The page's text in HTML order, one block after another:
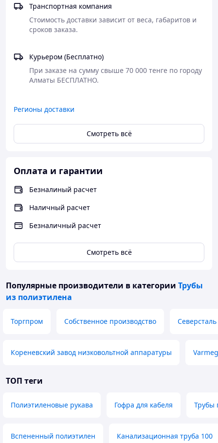
Транспортная компания
Стоимость доставки зависит от веса, габаритов и
Курьером (Бесплатно)
При заказе на сумму свыше 70 000 тенге по городу
Регионы доставки
Смотреть всё
Оплата и гарантии
Безналиный расчет
Наличный расчет
Безналичный расчет
Смотреть всё
Популярные производители в категории Трубы
из полиэтилена
Торгпром Собственное производство Северсталь
Кореневский завод низковольтной аппаратуры
ТОП теги
Полиэтиленовые рукава Гофра для кабеля Трубы
Вспененный полиэтилен Канализационная труба 100